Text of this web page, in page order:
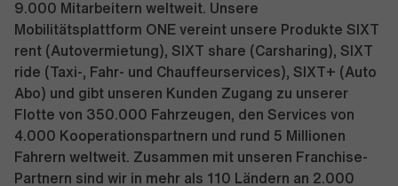
9.000 Mitarbeitern weltweit. Unsere
Mobilitätsplattform ONE vereint unsere Produkte SIXT
rent (Autovermietung), SIXT share (Carsharing), SIXT
ride (Taxi-, Fahr- und Chauffeurservices), SIXT+ (Auto
Abo) und gibt unseren Kunden Zugang zu unserer
Flotte von 350.000 Fahrzeugen, den Services von
4.000 Kooperationspartnern und rund 5 Millionen
Fahrern weltweit. Zusammen mit unseren Franchise-
Partnern sind wir in mehr als 110 Ländern an 2.000